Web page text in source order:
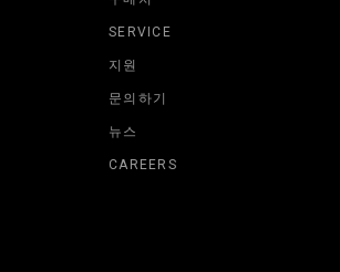
SERVICE
지원
문의하기
뉴스
CAREERS